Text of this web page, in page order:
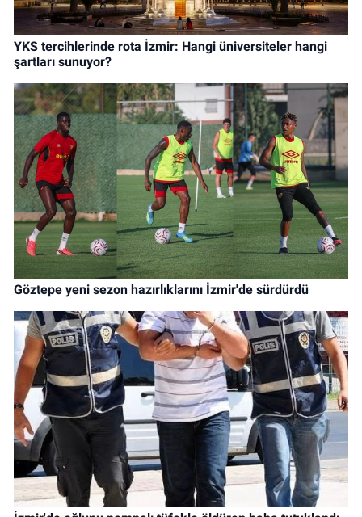
YKS tercihlerinde rota İzmir: Hangi üniversiteler hangi
şartları sunuyor?
Göztepe yeni sezon hazırlıklarını İzmir'de sürdürdü